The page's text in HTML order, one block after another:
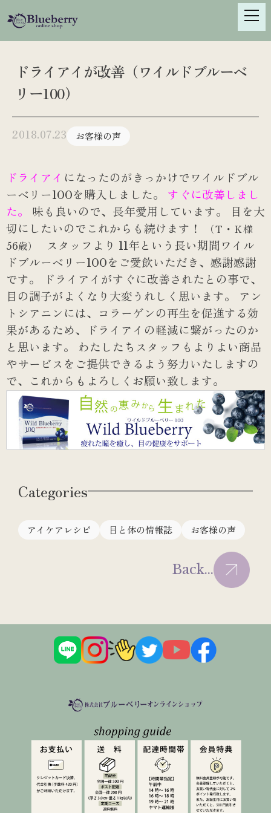
ドライアイが改善（ワイルドブルーベ
リー100）
2018.07.23 お客様の声
ドライアイ になったのがきっかけでワイルドブル
ーベリー100を購入しました。
すぐに改善しまし
た。
味も良いので、長年愛用しています。
目を大
切にしたいのでこれからも続けます！
（Ｔ・Ｋ様
56歳）
スタッフより 11年という長い期間ワイル
ドブルーベリー100をご愛飲いただき、感謝感謝
です。
ドライアイがすぐに改善されたとの事で、
目の調子がよくなり大変うれしく思います。
アン
トシアニンには、コラーゲンの再生を促進する効
果があるため、ドライアイの軽減に繋がったのか
と思います。
わたしたちスタッフもよりよい商品
やサービスをご提供できるよう努力いたしますの
で、これからもよろしくお願い致します。
Categories
アイケアレシピ 目と体の情報誌 お客様の声
Back...